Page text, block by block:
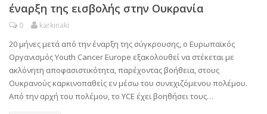
έναρξη της εισβολής στην Ουκρανία
0 karkinaki
20 μήνες μετά από την έναρξη της σύγκρουσης, ο Ευρωπαϊκός
Οργανισμός Youth Cancer Europe εξακολουθεί να στέκεται με
ακλόνητη αποφασιστικότητα, παρέχοντας βοήθεια, στους
Ουκρανούς καρκινοπαθείς εν μέσω του συνεχιζόμενου πολέμου.
Από την αρχή του πολέμου, το YCE έχει βοηθήσει τους…